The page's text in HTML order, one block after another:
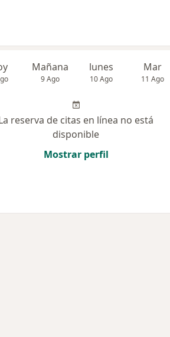
Mañana
9 Ago
lunes
10 Ago
Mar
11 Ago
reserva de citas en línea no está
disponible
Mostrar perfil